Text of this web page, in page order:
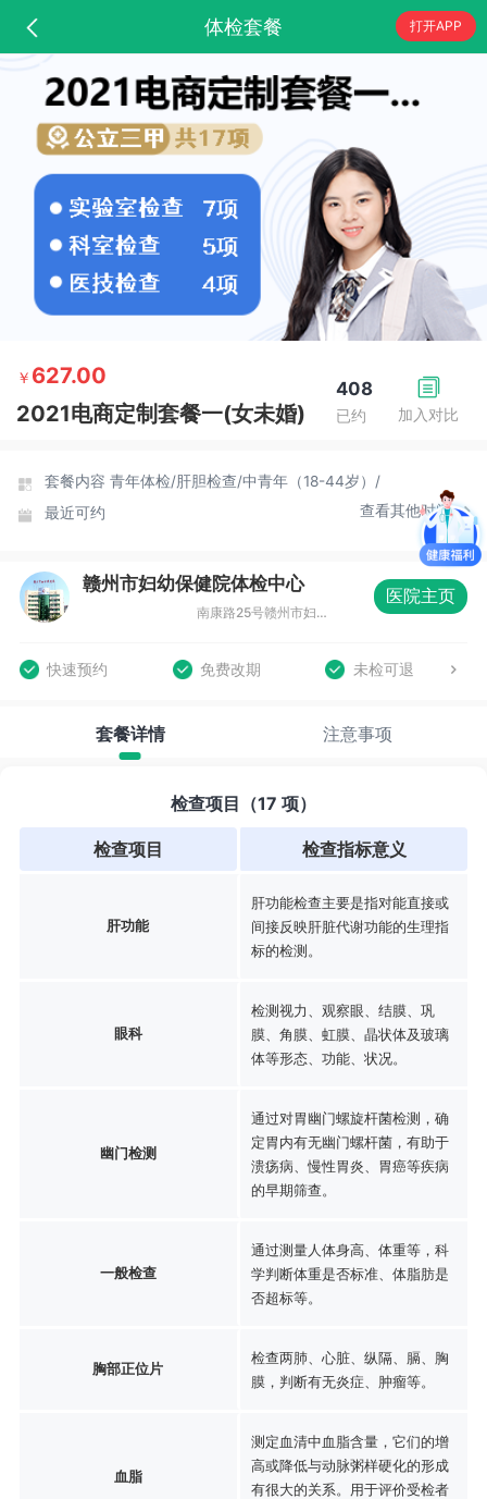
体检套餐 打开APP
加入对比
408
已约
￥ 627.00
2021电商定制套餐一(女未婚)
套餐内容 青年体检/肝胆检查/中青年（18-44岁）/
最近可约
查看其他时间
赣州市妇幼保健院体检中心
南康路25号赣州市妇幼保健院行政保健楼二楼体检科
医院主页
快速预约 免费改期 未检可退
套餐详情 注意事项
检查项目（17 项）
检查项目 检查指标意义
肝功能
肝功能检查主要是指对能直接或
间接反映肝脏代谢功能的生理指
标的检测。
眼科
检测视力、观察眼、结膜、巩
膜、角膜、虹膜、晶状体及玻璃
体等形态、功能、状况。
幽门检测
通过对胃幽门螺旋杆菌检测，确
定胃内有无幽门螺杆菌，有助于
溃疡病、慢性胃炎、胃癌等疾病
的早期筛查。
一般检查
通过测量人体身高、体重等，科
学判断体重是否标准、体脂肪是
否超标等。
胸部正位片
检查两肺、心脏、纵隔、膈、胸
膜，判断有无炎症、肿瘤等。
血脂
测定血清中血脂含量，它们的增
高或降低与动脉粥样硬化的形成
有很大的关系。用于评价受检者